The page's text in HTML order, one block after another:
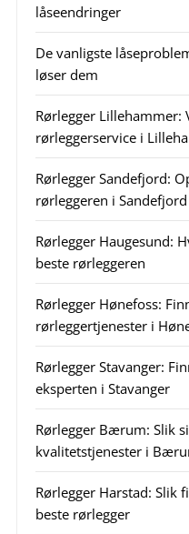
låseendringer
De vanligste
løser dem
Rørlegger Lillehammer:
rørleggerservice i
Rørlegger Sandefjord:
rørleggeren i Sandefjord
Rørlegger Haugesund:
beste rørleggeren
Rørlegger Hønefoss:
rørleggertjenester i
Rørlegger Stavanger:
eksperten i Stavanger
Rørlegger Bærum: Slik
kvalitetstjenester i
Rørlegger Harstad: Slik
beste rørlegger